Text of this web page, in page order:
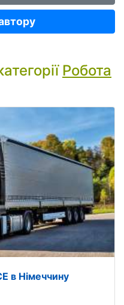
Робота
в Німеччину